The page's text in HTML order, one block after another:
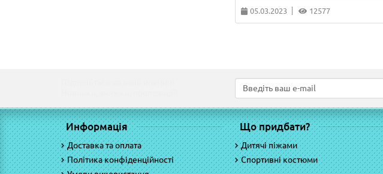
05.03.2023 12577
Информація
Доставка та оплата
Політика конфіденційності
Що придбати?
Дитячі піжами
Спортивні костюми